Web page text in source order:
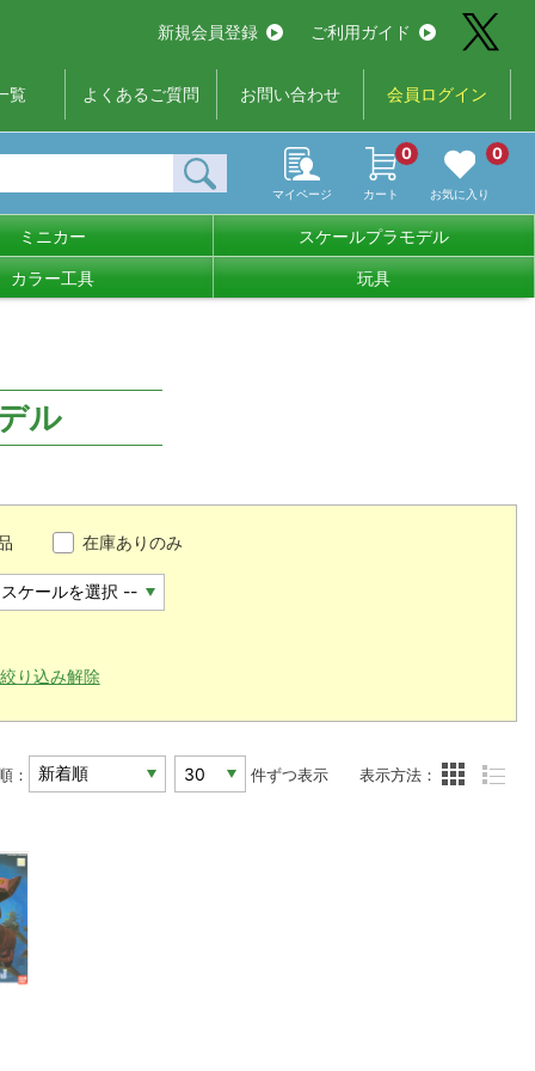
新規会員登録 ご利用ガイド
覧 よくあるご質問 お問い合わせ 会員ログイン
マイページ カート
0
お気に入り
0
ミニカー スケールプラモデル
カラー工具 玩具
ル
在庫ありのみ
絞り込み解除
： 件ずつ表示 表示方法：